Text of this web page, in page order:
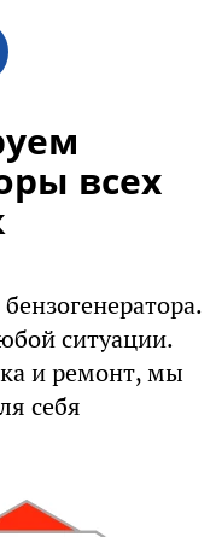
всех
ситуации.
и ремонт, мы
себя